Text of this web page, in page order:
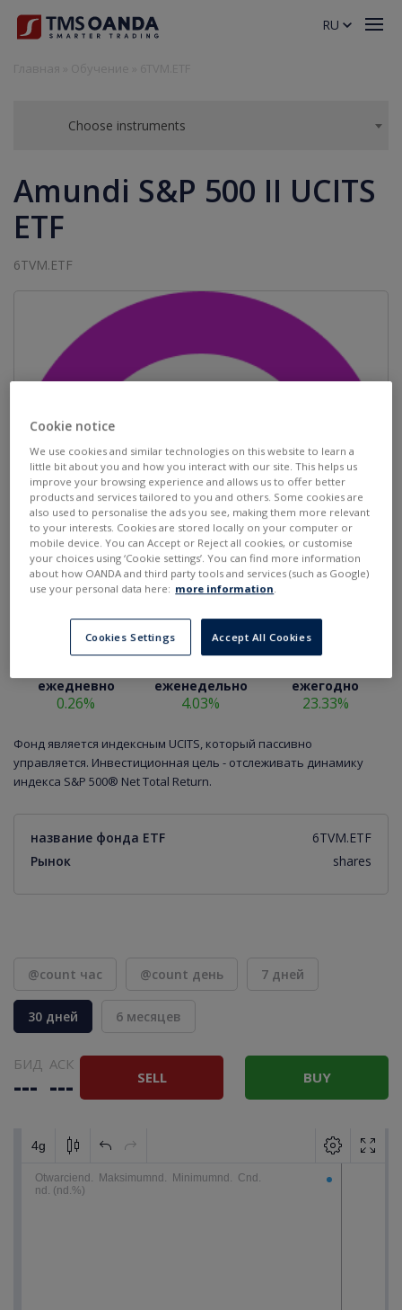
Choose instruments
Amundi S&P 500 II UCITS
ETF
6TVM.ETF
ежедневно
0.26%
еженедельно
4.03%
ежегодно
23.33%
Фонд является индексным UCITS, который пассивно
управляется. Инвестиционная цель - отслеживать динамику
индекса S&P 500® Net Total Return.
название фонда ETF
6TVM.ETF
Рынок
shares
@count час @count день 7 дней
30 дней 6 месяцев
БИД
---
АСК
--- SELL BUY
RU
Cookie notice
We use cookies and similar technologies on this website to learn a
little bit about you and how you interact with our site. This helps us
improve your browsing experience and allows us to offer better
products and services tailored to you and others. Some cookies are
also used to personalise the ads you see, making them more relevant
to your interests. Cookies are stored locally on your computer or
mobile device. You can Accept or Reject all cookies, or customise
your choices using ‘Cookie settings’. You can find more information
about how OANDA and third party tools and services (such as Google)
use your personal data here: more information
Cookies Settings Accept All Cookies